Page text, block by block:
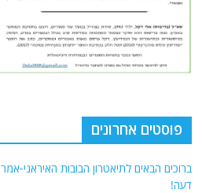
פוסטים אחרונים
ברוכים הבאים לתיאטרון הבובות האיראני-
דעה!